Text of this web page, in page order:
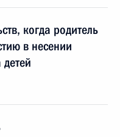
когда родитель
в несении